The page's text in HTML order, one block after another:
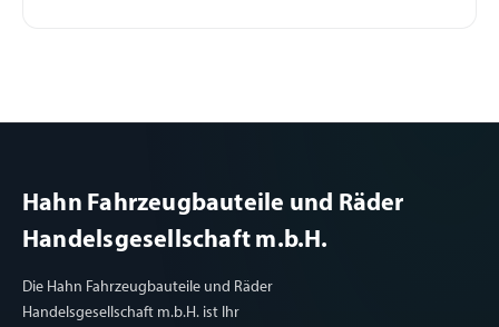
Hahn Fahrzeugbauteile und Räder
Handelsgesellschaft m.b.H.
Die Hahn Fahrzeugbauteile und Räder
Handelsgesellschaft m.b.H. ist Ihr